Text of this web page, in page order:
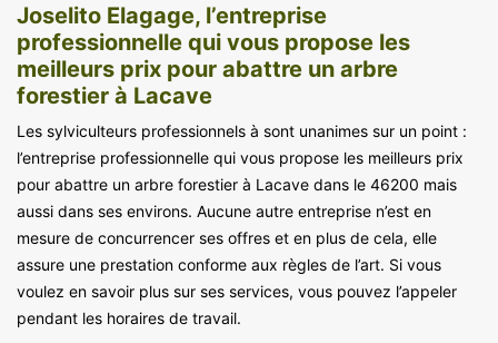
Joselito Elagage, l’entreprise
professionnelle qui vous propose les
meilleurs prix pour abattre un arbre
forestier à Lacave
Les sylviculteurs professionnels à sont unanimes sur un point :
l’entreprise professionnelle qui vous propose les meilleurs prix
pour abattre un arbre forestier à Lacave dans le 46200 mais
aussi dans ses environs. Aucune autre entreprise n’est en
mesure de concurrencer ses offres et en plus de cela, elle
assure une prestation conforme aux règles de l’art. Si vous
voulez en savoir plus sur ses services, vous pouvez l’appeler
pendant les horaires de travail.